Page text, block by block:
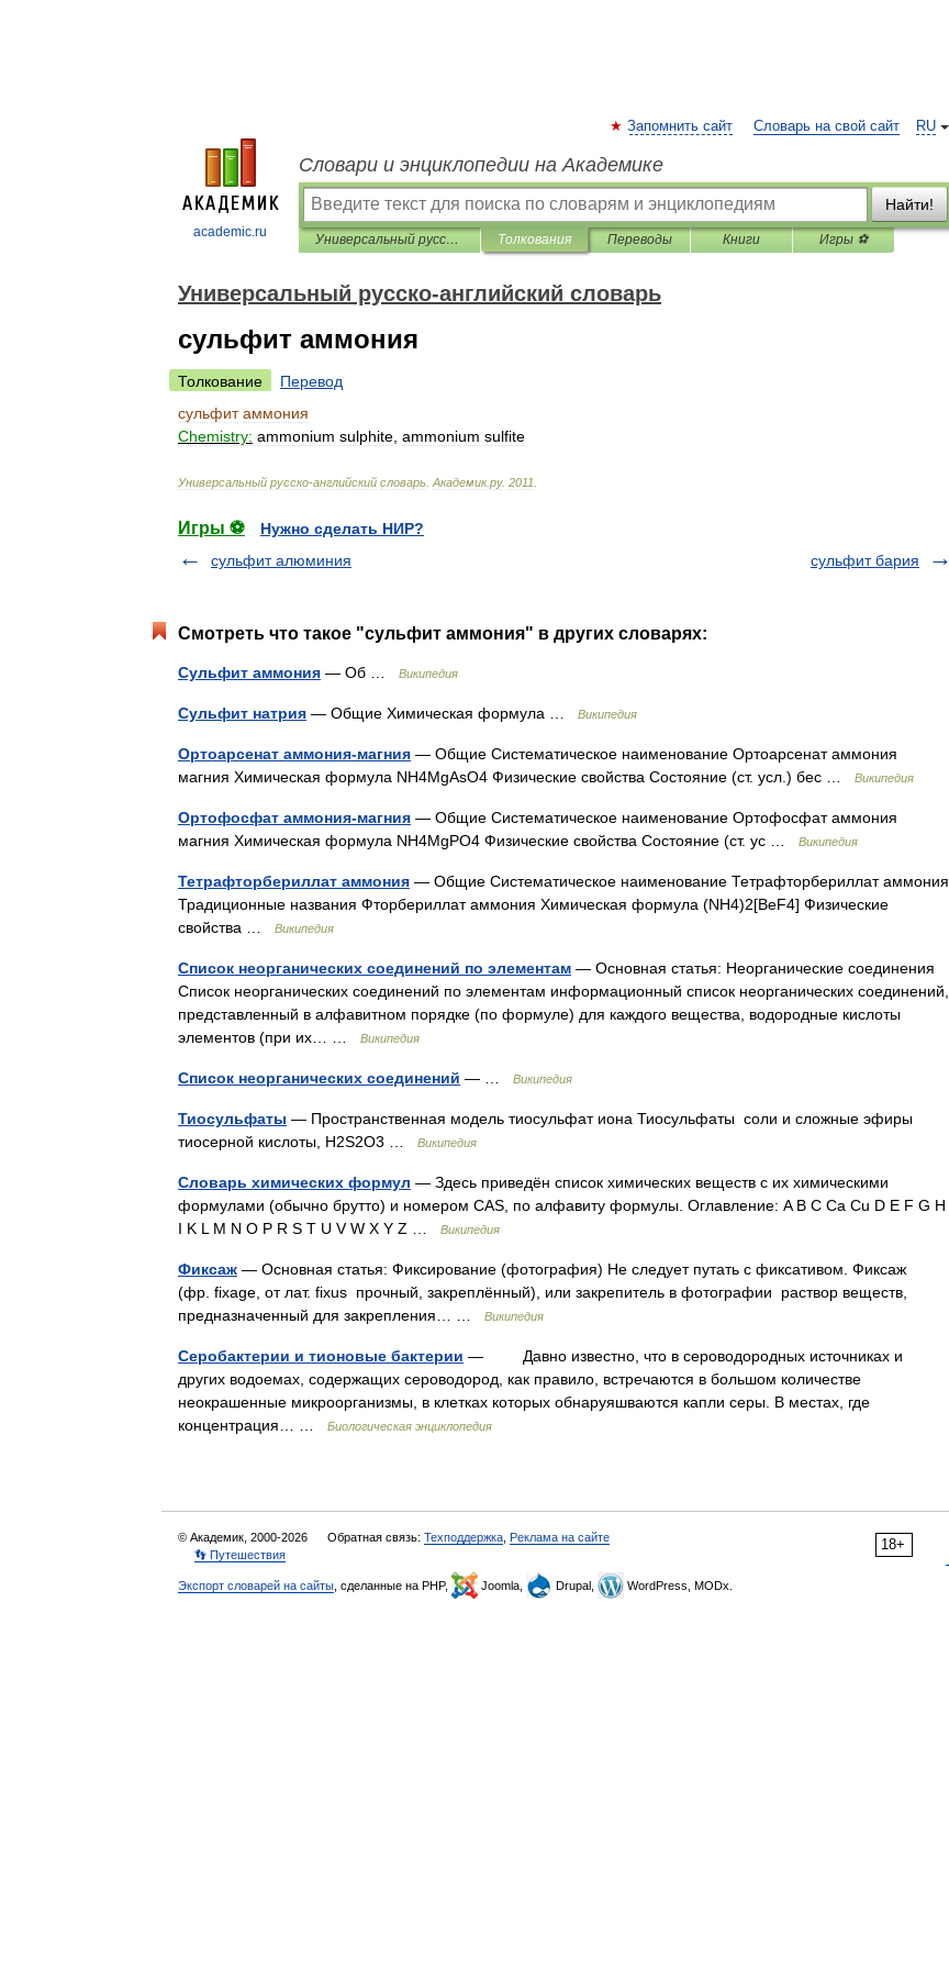
academic.ru
RU
Запомнить сайт Словарь на свой сайт
Словари и энциклопедии на Академике
Найти!
Универсальный русско-английский словарь Толкования Переводы Книги Игры ⚽
Универсальный русско-английский словарь
сульфит аммония
Толкование
Перевод
сульфит аммония
Chemistry: ammonium sulphite ammonium sulfite
Универсальный русско-английский словарь Академик.ру. 2011
Игры ⚽
Нужно сделать НИР?
сульфит алюминия
сульфит бария
Смотреть что такое "сульфит аммония" в других словарях:
Сульфит аммония — Об … Википедия
Сульфит натрия — Общие Химическая формула … Википедия
Ортоарсенат аммония-магния — Общие Систематическое наименование Ортоарсенат аммония
магния Химическая формула NH4MgAsO4 Физические свойства Состояние (ст. усл.) бес …
Википедия
Ортофосфат аммония-магния — Общие Систематическое наименование Ортофосфат аммония
магния Химическая формула NH4MgPO4 Физические свойства Состояние (ст. ус …
Википедия
Тетрафторбериллат аммония — Общие Систематическое наименование Тетрафторбериллат аммония
Традиционные названия Фторбериллат аммония Химическая формула (NH4)2[BeF4] Физические
свойства …
Википедия
Список неорганических соединений по элементам — Основная статья: Неорганические соединения
Список неорганических соединений по элементам информационный список неорганических соединений,
представленный в алфавитном порядке (по формуле) для каждого вещества, водородные кислоты
элементов (при их… …
Википедия
Список неорганических соединений — … Википедия
Тиосульфаты — Пространственная модель тиосульфат иона Тиосульфаты соли и сложные эфиры
тиосерной кислоты, H2S2O3 …
Википедия
Словарь химических формул — Здесь приведён список химических веществ с их химическими
формулами (обычно брутто) и номером CAS, по алфавиту формулы. Оглавление: A B C Ca Cu D E F G H
I K L M N O P R S T U V W X Y Z …
Википедия
Фиксаж — Основная статья: Фиксирование (фотография) Не следует путать с фиксативом. Фиксаж
(фр. fixage, от лат. fixus прочный, закреплённый), или закрепитель в фотографии раствор веществ,
предназначенный для закрепления… …
Википедия
Серобактерии и тионовые бактерии — Давно известно, что в сероводородных источниках и
других водоемах, содержащих сероводород, как правило, встречаются в большом количестве
неокрашенные микроорганизмы, в клетках которых обнаруяшваются капли серы. В местах, где
концентрация… …
Биологическая энциклопедия
18+
© Академик, 2000-2026 Обратная связь: Техподдержка Реклама на сайте
👣 Путешествия
Экспорт словарей на сайты , сделанные на PHP, Joomla, Drupal, WordPress, MODx.